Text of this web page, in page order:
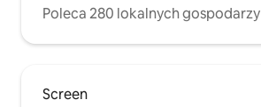
Poleca 280 lokalnych gospodarzy
Screen